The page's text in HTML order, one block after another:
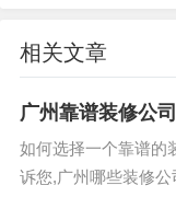
通常，预算控制
司。选择装修公
司需要考虑到公
材料的优质等问
相关文章
广州靠谱装修公
如何选择一个靠谱的
诉您,广州哪些装修